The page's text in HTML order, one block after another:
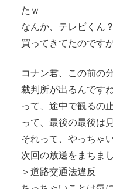
たｗ
なんか、テレビくん
買ってきてたのです
コナン君、この前の
裁判所が出るんですね
って、途中で観るの
って、最後の最後は
それって、やっちゃ
次回の放送をまちま
＞道路交通法違反